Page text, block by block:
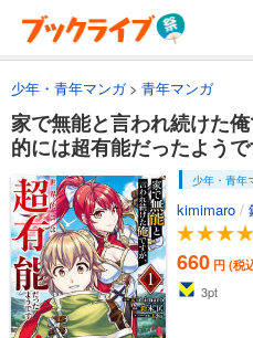
少年・青年マンガ 青年マンガ
家で無能と言われ続けた
的には超有能だったよう
少年・青年
kimimaro /
660 円 (税
3pt